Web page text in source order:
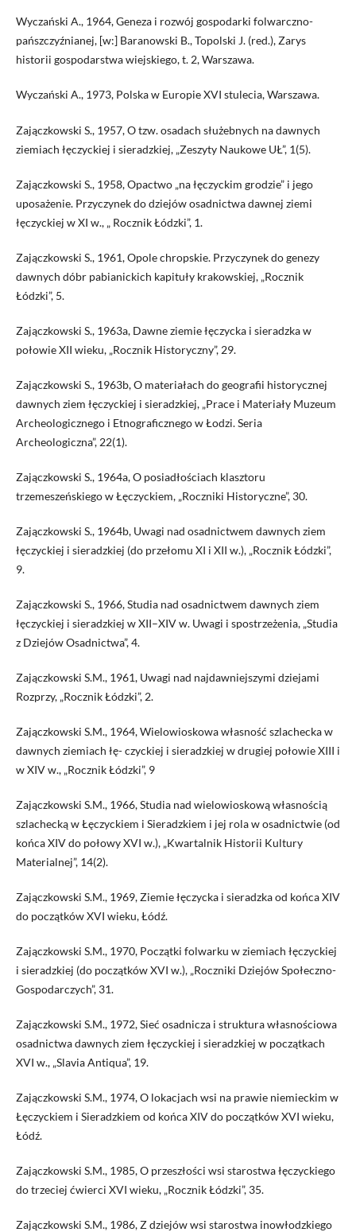
Wyczański A., 1964, Geneza i rozwój gospodarki folwarczno-
pańszczyźnianej, [w:] Baranowski B., Topolski J. (red.), Zarys
historii gospodarstwa wiejskiego, t. 2, Warszawa.
Wyczański A., 1973, Polska w Europie XVI stulecia, Warszawa.
Zajączkowski S., 1957, O tzw. osadach służebnych na dawnych
ziemiach łęczyckiej i sieradzkiej, „Zeszyty Naukowe UŁ”, 1(5).
Zajączkowski S., 1958, Opactwo „na łęczyckim grodzie” i jego
uposażenie. Przyczynek do dziejów osadnictwa dawnej ziemi
łęczyckiej w XI w., „ Rocznik Łódzki”, 1.
Zajączkowski S., 1961, Opole chropskie. Przyczynek do genezy
dawnych dóbr pabianickich kapituły krakowskiej, „Rocznik
Łódzki”, 5.
Zajączkowski S., 1963a, Dawne ziemie łęczycka i sieradzka w
połowie XII wieku, „Rocznik Historyczny”, 29.
Zajączkowski S., 1963b, O materiałach do geografii historycznej
dawnych ziem łęczyckiej i sieradzkiej, „Prace i Materiały Muzeum
Archeologicznego i Etnograficznego w Łodzi. Seria
Archeologiczna”, 22(1).
Zajączkowski S., 1964a, O posiadłościach klasztoru
trzemeszeńskiego w Łęczyckiem, „Roczniki Historyczne”, 30.
Zajączkowski S., 1964b, Uwagi nad osadnictwem dawnych ziem
łęczyckiej i sieradzkiej (do przełomu XI i XII w.), „Rocznik Łódzki”,
9.
Zajączkowski S., 1966, Studia nad osadnictwem dawnych ziem
łęczyckiej i sieradzkiej w XII–XIV w. Uwagi i spostrzeżenia, „Studia
z Dziejów Osadnictwa”, 4.
Zajączkowski S.M., 1961, Uwagi nad najdawniejszymi dziejami
Rozprzy, „Rocznik Łódzki”, 2.
Zajączkowski S.M., 1964, Wielowioskowa własność szlachecka w
dawnych ziemiach łę- czyckiej i sieradzkiej w drugiej połowie XIII i
w XIV w., „Rocznik Łódzki”, 9
Zajączkowski S.M., 1966, Studia nad wielowioskową własnością
szlachecką w Łęczyckiem i Sieradzkiem i jej rola w osadnictwie (od
końca XIV do połowy XVI w.), „Kwartalnik Historii Kultury
Materialnej”, 14(2).
Zajączkowski S.M., 1969, Ziemie łęczycka i sieradzka od końca XIV
do początków XVI wieku, Łódź.
Zajączkowski S.M., 1970, Początki folwarku w ziemiach łęczyckiej
i sieradzkiej (do początków XVI w.), „Roczniki Dziejów Społeczno-
Gospodarczych”, 31.
Zajączkowski S.M., 1972, Sieć osadnicza i struktura własnościowa
osadnictwa dawnych ziem łęczyckiej i sieradzkiej w początkach
XVI w., „Slavia Antiqua”, 19.
Zajączkowski S.M., 1974, O lokacjach wsi na prawie niemieckim w
Łęczyckiem i Sieradzkiem od końca XIV do początków XVI wieku,
Łódź.
Zajączkowski S.M., 1985, O przeszłości wsi starostwa łęczyckiego
do trzeciej ćwierci XVI wieku, „Rocznik Łódzki”, 35.
Zajączkowski S.M., 1986, Z dziejów wsi starostwa inowłodzkiego